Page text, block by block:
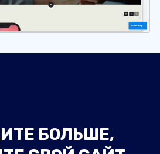
БОЛЬШЕ,